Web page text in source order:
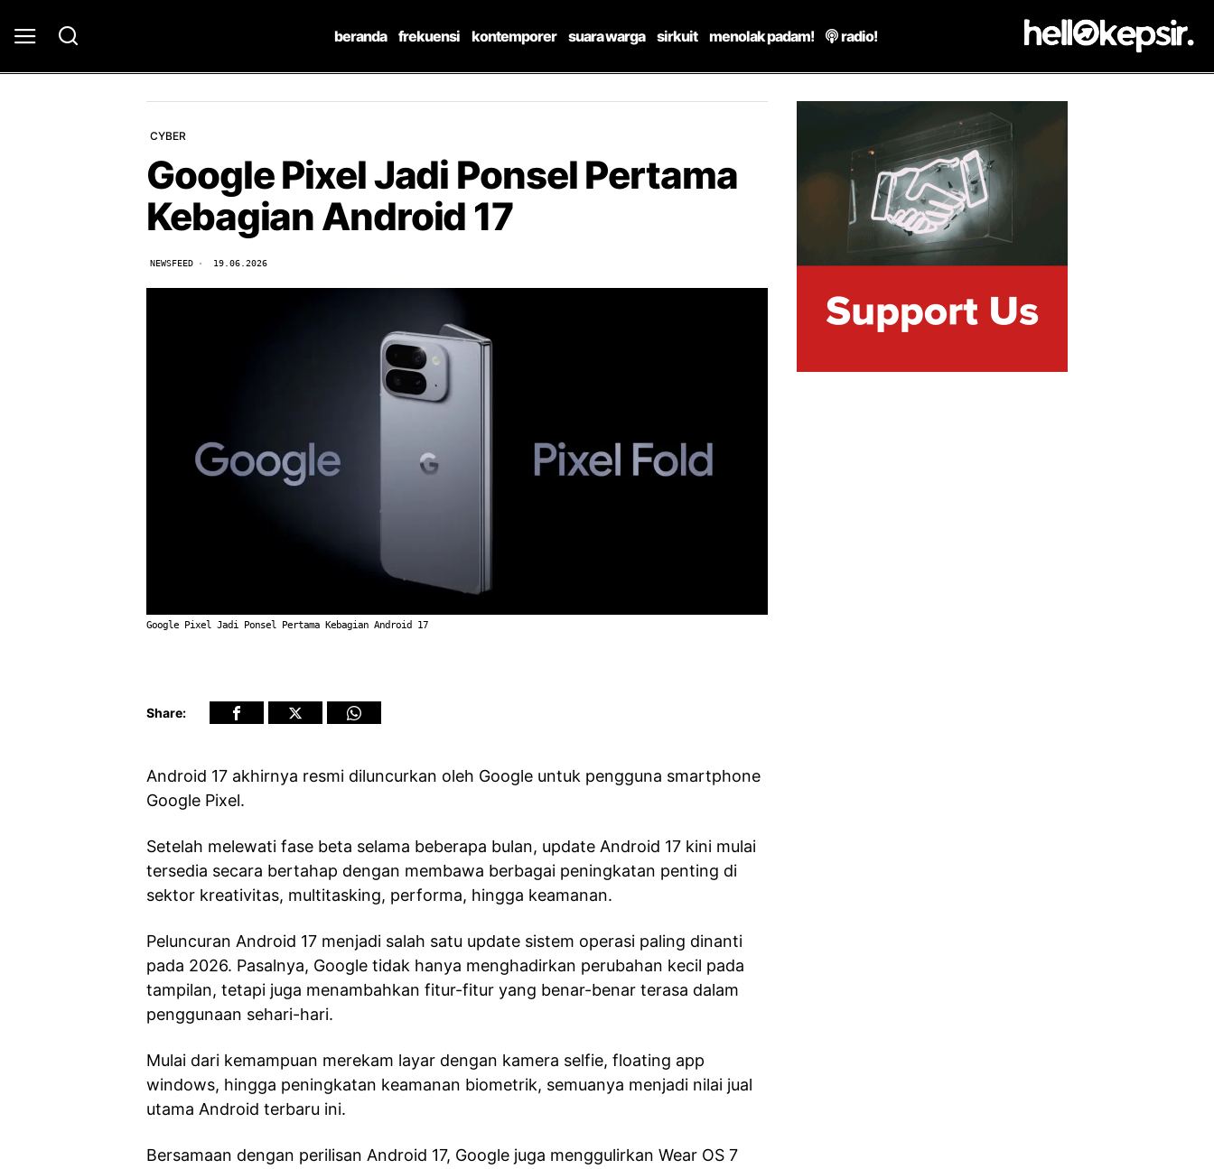
beranda frekuensi kontemporer suara warga sirkuit menolak padam! radio!
CYBER
Google Pixel Jadi Ponsel Pertama
Kebagian Android 17
NEWSFEED 19.06.2026
Google Pixel Jadi Ponsel Pertama Kebagian Android 17
Share:
Android 17 akhirnya resmi diluncurkan oleh Google untuk pengguna smartphone
Google Pixel.
Setelah melewati fase beta selama beberapa bulan, update Android 17 kini mulai
tersedia secara bertahap dengan membawa berbagai peningkatan penting di
sektor kreativitas, multitasking, performa, hingga keamanan.
Peluncuran Android 17 menjadi salah satu update sistem operasi paling dinanti
pada 2026. Pasalnya, Google tidak hanya menghadirkan perubahan kecil pada
tampilan, tetapi juga menambahkan fitur-fitur yang benar-benar terasa dalam
penggunaan sehari-hari.
Mulai dari kemampuan merekam layar dengan kamera selfie, floating app
windows, hingga peningkatan keamanan biometrik, semuanya menjadi nilai jual
utama Android terbaru ini.
Bersamaan dengan perilisan Android 17, Google juga menggulirkan Wear OS 7